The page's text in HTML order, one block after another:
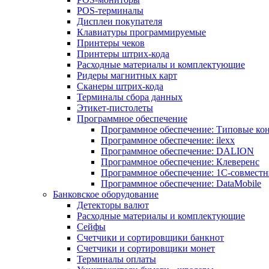
POS-терминалы
Дисплеи покупателя
Клавиатуры программируемые
Принтеры чеков
Принтеры штрих-кода
Расходные материалы и комплектующие
Ридеры магнитных карт
Сканеры штрих-кода
Терминалы сбора данных
Этикет-пистолеты
Программное обеспечение
Программное обеспечение: Типовые
Программное обеспечение: ilexx
Программное обеспечение: DALION
Программное обеспечение: Клеверенс
Программное обеспечение: 1С-
Программное обеспечение: DataMobile
Банковское оборудование
Детекторы валют
Расходные материалы и комплектующие
Сейфы
Счетчики и сортировщики банкнот
Счетчики и сортировщики монет
Терминалы оплаты